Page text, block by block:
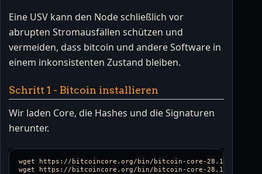
Eine USV kann den Node schließlich vor
abrupten Stromausfällen schützen und
vermeiden, dass bitcoin und andere Software in
einem inkonsistenten Zustand bleiben.
Schritt 1 - Bitcoin installieren
Wir laden Core, die Hashes und die Signaturen
herunter.
wget https://bitcoincore.org/bin/bitcoin-core-28.1/bitcoin-
wget https://bitcoincore.org/bin/bitcoin-core-28.1/